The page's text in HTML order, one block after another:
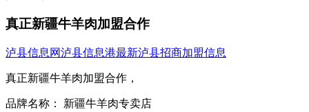
真正新疆牛羊肉加盟合作
泸县信息网泸县信息港最新泸县招商加盟信息
真正新疆牛羊肉加盟合作，
品牌名称： 新疆牛羊肉专卖店